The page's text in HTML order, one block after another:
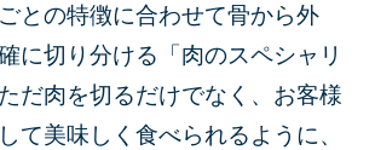
との特徴に合わせて骨から外
に切り分ける「肉のスペシャリ
だ肉を切るだけでなく、お客様
て美味しく食べられるように、